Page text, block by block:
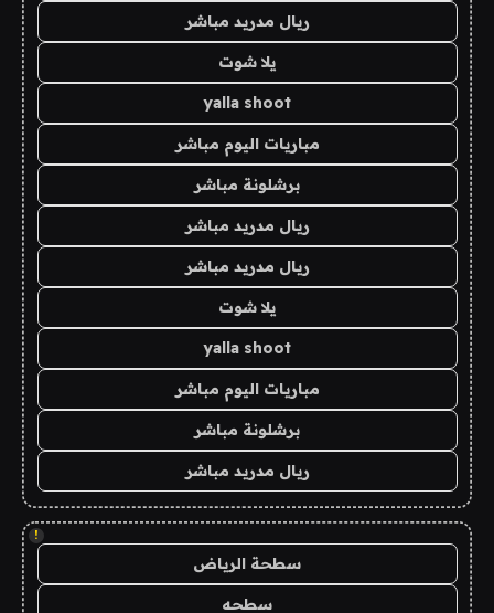
ريال مدريد مباشر
يلا شوت
yalla shoot
مباريات اليوم مباشر
برشلونة مباشر
ريال مدريد مباشر
ريال مدريد مباشر
يلا شوت
yalla shoot
مباريات اليوم مباشر
برشلونة مباشر
ريال مدريد مباشر
!
سطحة الرياض
سطحه